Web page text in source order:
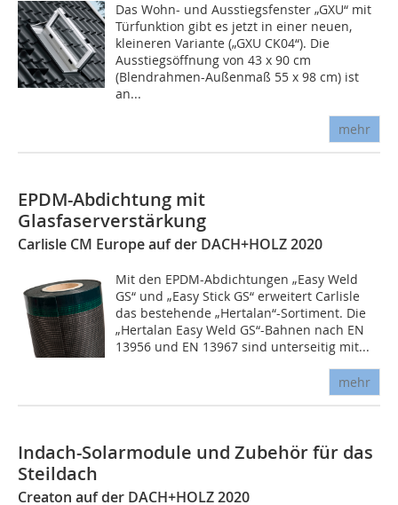
Das Wohn- und Ausstiegsfenster „GXU“ mit
Türfunktion gibt es jetzt in einer neuen,
kleineren Variante („GXU CK04“). Die
Ausstiegsöffnung von 43 x 90 cm
(Blendrahmen-Außenmaß 55 x 98 cm) ist
an...
mehr
EPDM-Abdichtung mit
Glasfaserverstärkung
Carlisle CM Europe auf der DACH+HOLZ 2020
Mit den EPDM-Abdichtungen „Easy Weld
GS“ und „Easy Stick GS“ erweitert Carlisle
das bestehende „Hertalan“-Sortiment. Die
„Hertalan Easy Weld GS“-Bahnen nach EN
13956 und EN 13967 sind unterseitig mit...
mehr
Indach-Solarmodule und Zubehör für das
Steildach
Creaton auf der DACH+HOLZ 2020